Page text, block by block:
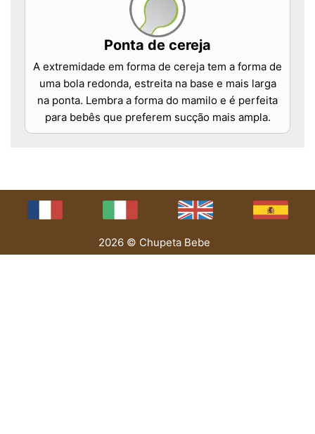
Ponta de cereja
A extremidade em forma de cereja tem a forma de
uma bola redonda, estreita na base e mais larga
na ponta. Lembra a forma do mamilo e é perfeita
para bebês que preferem sucção mais ampla.
2026 © Chupeta Bebe